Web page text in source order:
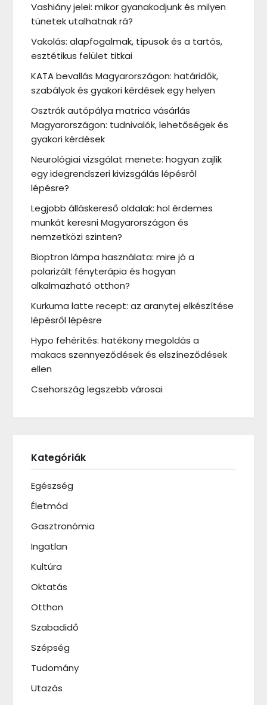
Vashiány jelei: mikor gyanakodjunk és milyen
tünetek utalhatnak rá?
Vakolás: alapfogalmak, típusok és a tartós,
esztétikus felület titkai
KATA bevallás Magyarországon: határidők,
szabályok és gyakori kérdések egy helyen
Osztrák autópálya matrica vásárlás
Magyarországon: tudnivalók, lehetőségek és
gyakori kérdések
Neurológiai vizsgálat menete: hogyan zajlik
egy idegrendszeri kivizsgálás lépésről
lépésre?
Legjobb álláskereső oldalak: hol érdemes
munkát keresni Magyarországon és
nemzetközi szinten?
Bioptron lámpa használata: mire jó a
polarizált fényterápia és hogyan
alkalmazható otthon?
Kurkuma latte recept: az aranytej elkészítése
lépésről lépésre
Hypo fehérítés: hatékony megoldás a
makacs szennyeződések és elszíneződések
ellen
Csehország legszebb városai
Kategóriák
Egészség
Életmód
Gasztronómia
Ingatlan
Kultúra
Oktatás
Otthon
Szabadidő
Szépség
Tudomány
Utazás